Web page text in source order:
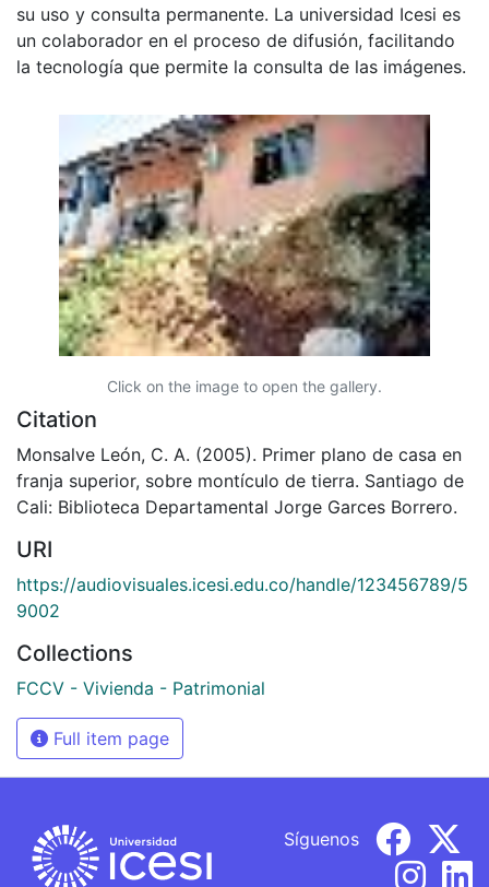
su uso y consulta permanente. La universidad Icesi es
un colaborador en el proceso de difusión, facilitando
la tecnología que permite la consulta de las imágenes.
Click on the image to open the gallery.
Citation
Monsalve León, C. A. (2005). Primer plano de casa en
franja superior, sobre montículo de tierra. Santiago de
Cali: Biblioteca Departamental Jorge Garces Borrero.
URI
https://audiovisuales.icesi.edu.co/handle/123456789/5
9002
Collections
FCCV - Vivienda - Patrimonial
Full item page
Síguenos